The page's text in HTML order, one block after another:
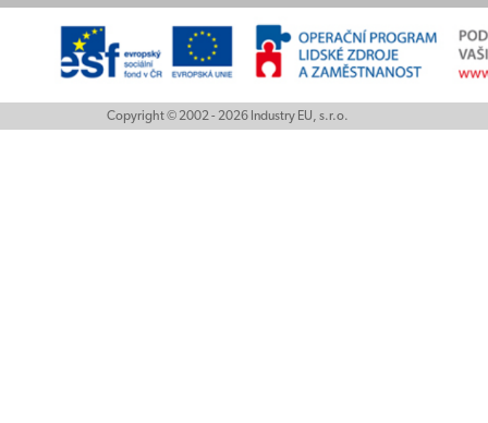
Copyright © 2002 - 2026 Industry EU, s.r.o.